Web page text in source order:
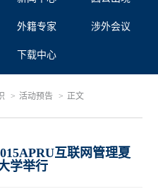
外籍专家 涉外会议
下载中心
活动预告 正文
互联网管理夏
学举行